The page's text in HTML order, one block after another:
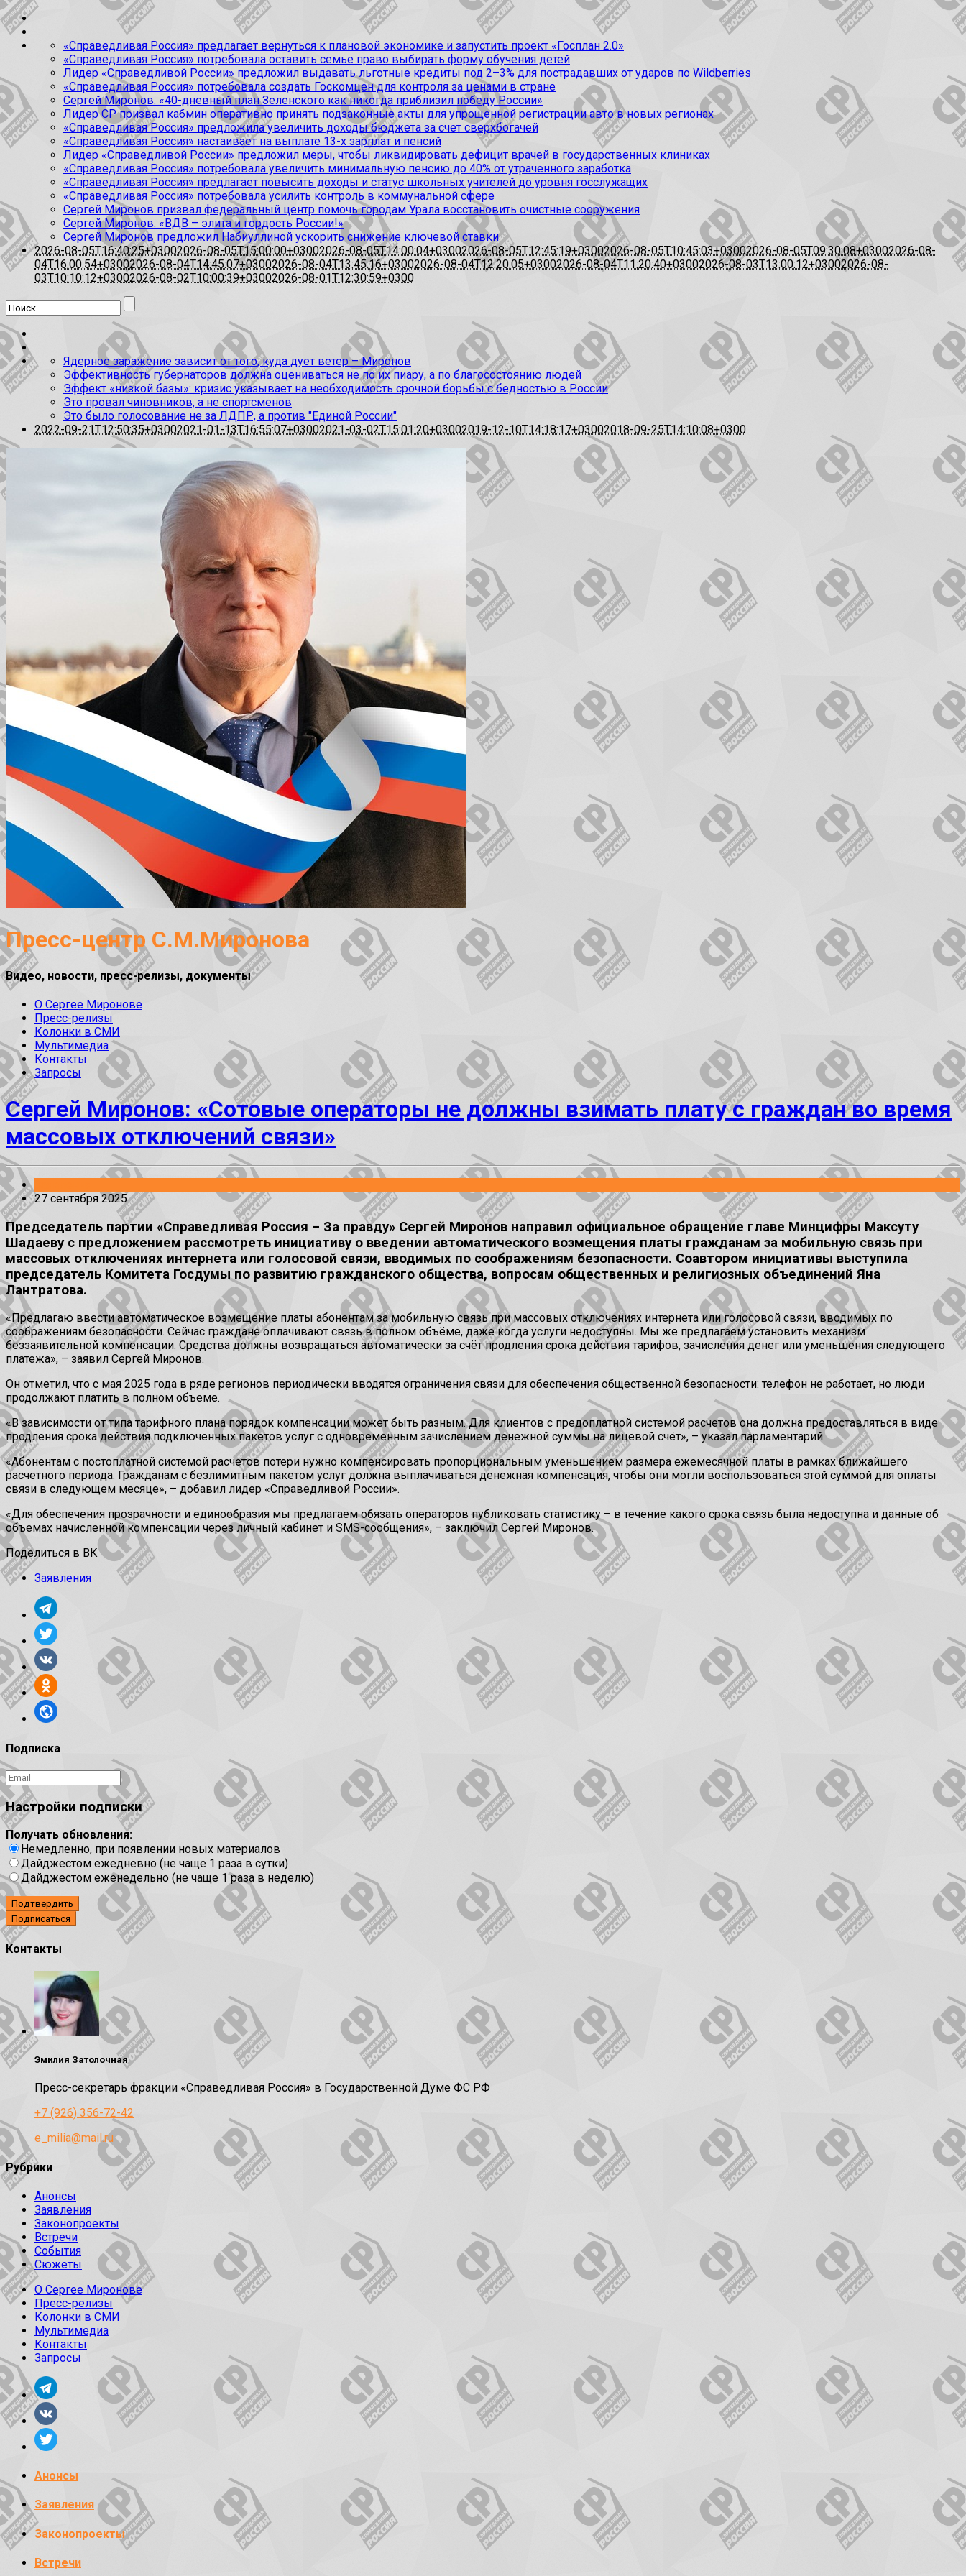
«Справедливая Россия» предлагает вернуться к плановой экономике и запустить проект «Госплан 2.0»
«Справедливая Россия» потребовала оставить семье право выбирать форму обучения детей
Лидер «Справедливой России» предложил выдавать льготные кредиты под 2–3% для пострадавших от ударов по Wildberries
«Справедливая Россия» потребовала создать Госкомцен для контроля за ценами в стране
Сергей Миронов: «40-дневный план Зеленского как никогда приблизил победу России»
Лидер СР призвал кабмин оперативно принять подзаконные акты для упрощенной регистрации авто в новых регионах
«Справедливая Россия» предложила увеличить доходы бюджета за счет сверхбогачей
«Справедливая Россия» настаивает на выплате 13-х зарплат и пенсий
Лидер «Справедливой России» предложил меры, чтобы ликвидировать дефицит врачей в государственных клиниках
«Справедливая Россия» потребовала увеличить минимальную пенсию до 40% от утраченного заработка
«Справедливая Россия» предлагает повысить доходы и статус школьных учителей до уровня госслужащих
«Справедливая Россия» потребовала усилить контроль в коммунальной сфере
Сергей Миронов призвал федеральный центр помочь городам Урала восстановить очистные сооружения
Сергей Миронов: «ВДВ – элита и гордость России!»
Сергей Миронов предложил Набиуллиной ускорить снижение ключевой ставки
2026-08-05T16:40:25+03002026-08-05T15:00:00+03002026-08-05T14:00:04+03002026-08-05T12:45:19+03002026-08-05T10:45:03+03002026-08-05T09:30:08+03002026-08-
04T16:00:54+03002026-08-04T14:45:07+03002026-08-04T13:45:16+03002026-08-04T12:20:05+03002026-08-04T11:20:40+03002026-08-03T13:00:12+03002026-08-
03T10:10:12+03002026-08-02T10:00:39+03002026-08-01T12:30:59+0300
Ядерное заражение зависит от того, куда дует ветер – Миронов
Эффективность губернаторов должна оцениваться не по их пиару, а по благосостоянию людей
Эффект «низкой базы»: кризис указывает на необходимость срочной борьбы с бедностью в России
Это провал чиновников, а не спортсменов
Это было голосование не за ЛДПР, а против "Единой России"
2022-09-21T12:50:35+03002021-01-13T16:55:07+03002021-03-02T15:01:20+03002019-12-10T14:18:17+03002018-09-25T14:10:08+0300
Пресс-центр С.М.Миронова
Видео, новости, пресс-релизы, документы
О Сергее Миронове
Пресс-релизы
Колонки в СМИ
Мультимедиа
Контакты
Запросы
Сергей Миронов: «Сотовые операторы не должны взимать плату с граждан во время
массовых отключений связи»
27 сентября 2025
Председатель партии «Справедливая Россия – За правду» Сергей Миронов направил официальное обращение главе Минцифры Максуту
Шадаеву с предложением рассмотреть инициативу о введении автоматического возмещения платы гражданам за мобильную связь при
массовых отключениях интернета или голосовой связи, вводимых по соображениям безопасности. Соавтором инициативы выступила
председатель Комитета Госдумы по развитию гражданского общества, вопросам общественных и религиозных объединений Яна
Лантратова.
«Предлагаю ввести автоматическое возмещение платы абонентам за мобильную связь при массовых отключениях интернета или голосовой связи, вводимых по
соображениям безопасности. Сейчас граждане оплачивают связь в полном объёме, даже когда услуги недоступны. Мы же предлагаем установить механизм
беззаявительной компенсации. Средства должны возвращаться автоматически за счёт продления срока действия тарифов, зачисления денег или уменьшения следующего
платежа», – заявил Сергей Миронов.
Он отметил, что с мая 2025 года в ряде регионов периодически вводятся ограничения связи для обеспечения общественной безопасности: телефон не работает, но люди
продолжают платить в полном объеме.
«В зависимости от типа тарифного плана порядок компенсации может быть разным. Для клиентов с предоплатной системой расчетов она должна предоставляться в виде
продления срока действия подключенных пакетов услуг с одновременным зачислением денежной суммы на лицевой счёт», – указал парламентарий.
«Абонентам с постоплатной системой расчетов потери нужно компенсировать пропорциональным уменьшением размера ежемесячной платы в рамках ближайшего
расчетного периода. Гражданам с безлимитным пакетом услуг должна выплачиваться денежная компенсация, чтобы они могли воспользоваться этой суммой для оплаты
связи в следующем месяце», – добавил лидер «Справедливой России».
«Для обеспечения прозрачности и единообразия мы предлагаем обязать операторов публиковать статистику – в течение какого срока связь была недоступна и данные об
объемах начисленной компенсации через личный кабинет и SMS-сообщения», – заключил Сергей Миронов.
Поделиться в ВК
Заявления
Подписка
Настройки подписки
Получать обновления:
Немедленно, при появлении новых материалов
Дайджестом ежедневно (не чаще 1 раза в сутки)
Дайджестом еженедельно (не чаще 1 раза в неделю)
Подтвердить
Контакты
Эмилия Затолочная
Пресс-секретарь фракции «Справедливая Россия» в Государственной Думе ФС РФ
+7 (926) 356-72-42
e_milia@mail.ru
Рубрики
Анонсы
Заявления
Законопроекты
Встречи
События
Сюжеты
О Сергее Миронове
Пресс-релизы
Колонки в СМИ
Мультимедиа
Контакты
Запросы
Анонсы
Заявления
Законопроекты
Встречи